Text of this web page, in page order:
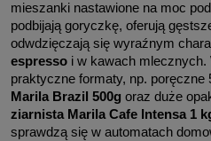
mieszanki nastawione na moc
podbijają goryczkę, oferują
espresso i w kawach mlecznych.
praktyczne formaty, np. poręczne
Marila Brazil 500g oraz duże
ziarnista Marila Cafe Intensa 1
sprawdzą się w automatach